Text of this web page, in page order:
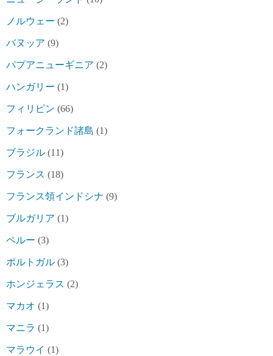
ノルウェー (2)
バヌッア (9)
パプアニューギニア (2)
ハンガリー (1)
フィリピン (66)
フォークランド諸島 (1)
ブラジル (11)
フランス (18)
フランス領インドシナ (9)
ブルガリア (1)
ペルー (3)
ポルトガル (3)
ホンジェラス (2)
マカオ (1)
マニラ (1)
マラウイ (1)